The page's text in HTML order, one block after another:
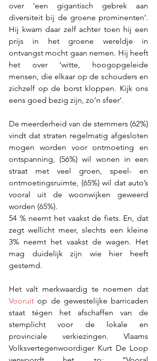
over ‘een gigantisch gebrek aan
diversiteit bij de groene prominenten’.
Hij kwam daar zelf achter toen hij een
prijs in het groene wereldje in
ontvangst mocht gaan nemen. Hij heeft
het over ‘witte, hoogopgeleide
mensen, die elkaar op de schouders en
zichzelf op de borst kloppen. Kijk ons
eens goed bezig zijn, zo’n sfeer’.
De meerderheid van de stemmers (62%)
vindt dat straten regelmatig afgesloten
mogen worden voor ontmoeting en
ontspanning, (56%) wil wonen in een
straat met veel groen, speel- en
ontmoetingsruimte, (65%) wil dat auto’s
vooral uit de woonwijken geweerd
worden (65%).
54 % neemt het vaakst de fiets. En, dat
zegt wellicht meer, slechts een kleine
3% neemt het vaakst de wagen. Het
mag duidelijk zijn wie hier heeft
gestemd.
Vooruit op de gewestelijke barricaden
staat tégen het afschaffen van de
stemplicht voor de lokale en
provinciale verkiezingen. Vlaams
Volksvertegenwoordiger Kurt De Loop